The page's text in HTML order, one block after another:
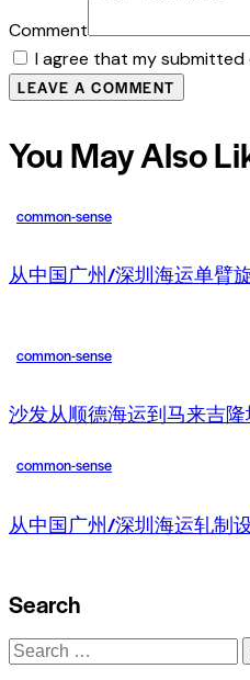
Comment
I agree that my
You May Also
common-sense
从中国广州/深圳海运单臂
common-sense
沙发从顺德海运到马来吉
common-sense
从中国广州/深圳海运轧制
Search
Search